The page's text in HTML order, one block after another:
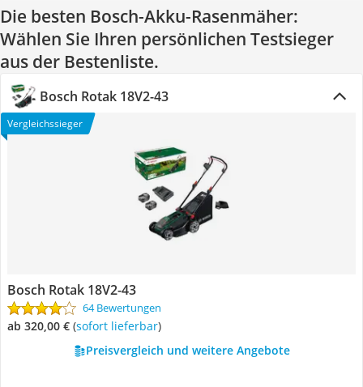
Die besten Bosch-Akku-Rasenmäher:
Wählen Sie Ihren persönlichen Testsieger
aus der Bestenliste.
Bosch Rotak 18V2-43
Vergleichssieger
Bosch Rotak 18V2-43
64 Bewertungen
ab 320,00 € ( Sofort lieferbar)
Preisvergleich und weitere Angebote